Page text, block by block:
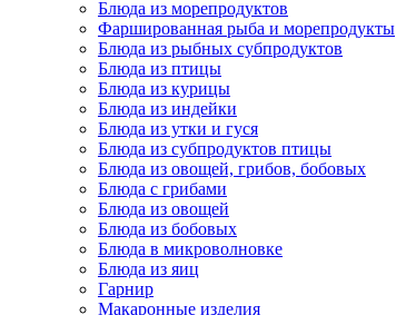
Блюда из морепродуктов
Фаршированная рыба и морепродукты
Блюда из рыбных субпродуктов
Блюда из птицы
Блюда из курицы
Блюда из индейки
Блюда из утки и гуся
Блюда из субпродуктов птицы
Блюда из овощей, грибов, бобовых
Блюда с грибами
Блюда из овощей
Блюда из бобовых
Блюда в микроволновке
Блюда из яиц
Гарнир
Макаронные изделия